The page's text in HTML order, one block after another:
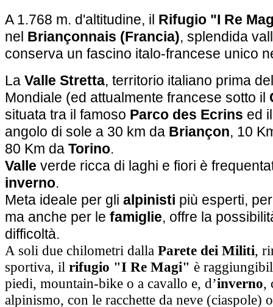
A 1.768 m. d'altitudine, il Rifugio "I Re
nel Briançonnais (Francia), splendida
conserva un fascino italo-francese unico
La Valle Stretta, territorio italiano prima
Mondiale (ed attualmente francese sotto il
situata tra il famoso Parco des Ecrins ed
angolo di sole a 30 km da Briançon, 10
80 Km da Torino.
Valle verde ricca di laghi e fiori è
inverno.
Meta ideale per gli alpinisti più esperti,
ma anche per le famiglie, offre la
difficoltà.
A soli due chilometri dalla Parete dei Militi,
sportiva, il rifugio "I Re Magi" è
piedi, mountain-­bike o a cavallo e, d’inverno,
alpinismo, con le racchette da neve (ciaspole)